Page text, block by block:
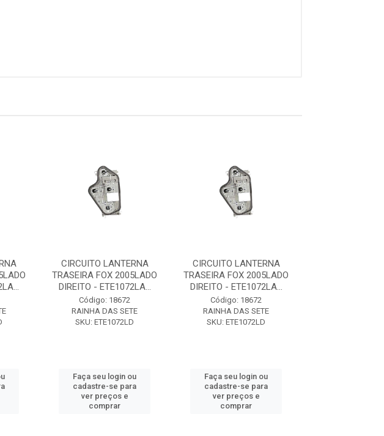
CIRCUITO LANTERNA
TRASEIRA FOX 2005LADO
DIREITO - ETE1072LA...
Código: 18672
RAINHA DAS SETE
SKU: ETE1072LD
Faça seu login ou
cadastre-se para
ver preços e
comprar
CIRCUITO LANTERNA
TRASEIRA FOX 2005LADO
DIREITO - ETE1072LA...
Código: 18672
RAINHA DAS SETE
SKU: ETE1072LD
Faça seu login ou
cadastre-se para
ver preços e
comprar